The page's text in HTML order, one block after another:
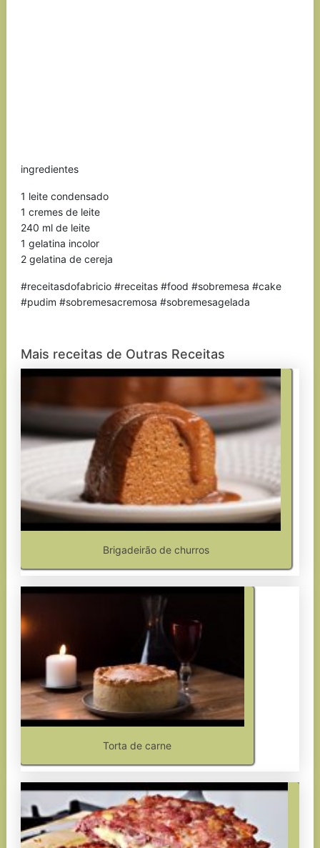
ingredientes
1 leite condensado
1 cremes de leite
240 ml de leite
1 gelatina incolor
2 gelatina de cereja
#receitasdofabricio #receitas #food #sobremesa #cake
#pudim #sobremesacremosa #sobremesagelada
Mais receitas de Outras Receitas
Brigadeirão de churros
Torta de carne